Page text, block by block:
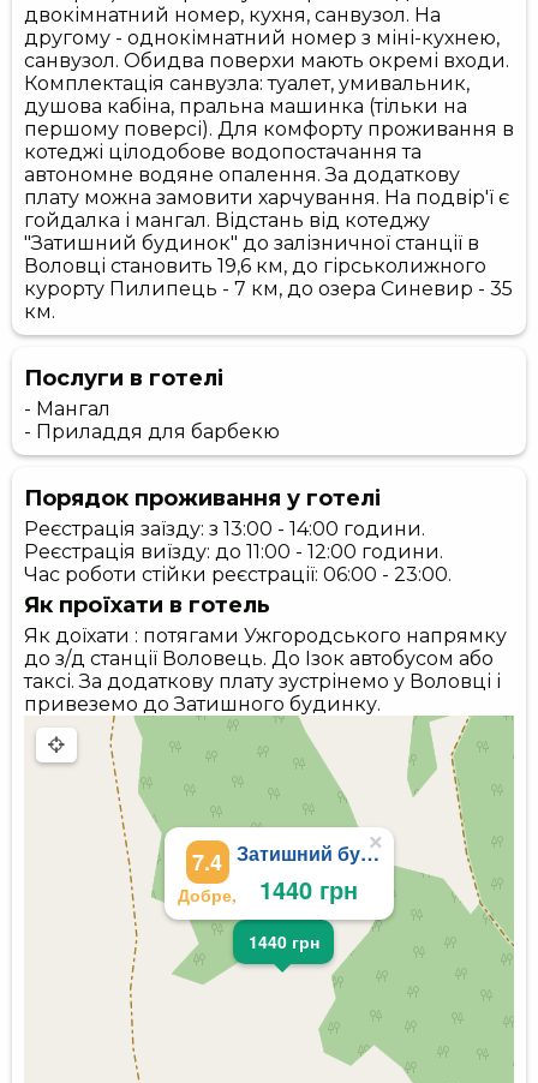
двокімнатний номер, кухня, санвузол. На
другому - однокімнатний номер з міні-кухнею,
санвузол. Обидва поверхи мають окремі входи.
Комплектація санвузла: туалет, умивальник,
душова кабіна, пральна машинка (тільки на
першому поверсі). Для комфорту проживання в
котеджі цілодобове водопостачання та
автономне водяне опалення. За додаткову
плату можна замовити харчування. На подвір'ї є
гойдалка і мангал. Відстань від котеджу
"Затишний будинок" до залізничної станції в
Воловці становить 19,6 км, до гірськолижного
курорту Пилипець - 7 км, до озера Синевир - 35
км.
Послуги в готелі
- Мангал
- Приладдя для барбекю
Порядок проживання у готелі
Реєстрація заїзду: з 13:00 - 14:00 години.
Реєстрація виїзду: до 11:00 - 12:00 години.
Час роботи стійки реєстрації: 06:00 - 23:00.
Як проїхати в готель
Як доїхати : потягами Ужгородського напрямку
до з/д станції Воловець. До Ізок автобусом або
таксі. За додаткову плату зустрінемо у Воловці і
привеземо до Затишного будинку.
1440 грн
Добре,
7.4 Затишний будинок
1440 грн
×